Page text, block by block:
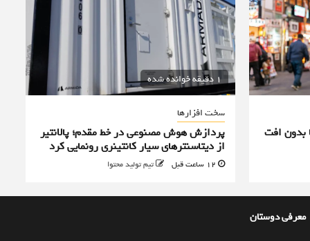
بدون افت
1 دقیقه خوانده شده
سخت افزارها
پردازش هوش مصنوعی در خط مقدم؛ پالانتیر
از دیتاسنترهای سیار کانتینری رونمایی کرد
تیم تولید محتوا
معرفی دوستان